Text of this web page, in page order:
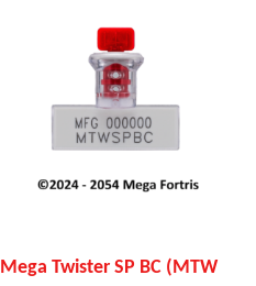
Mega Twister SP BC (MTW